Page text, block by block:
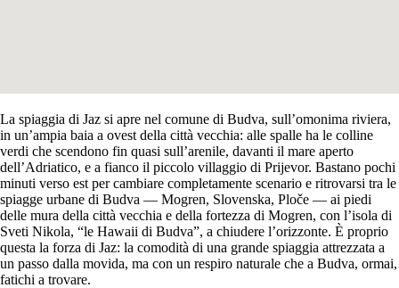
La spiaggia di Jaz si apre nel comune di Budva, sull’omonima riviera,
in un’ampia baia a ovest della città vecchia: alle spalle ha le colline
verdi che scendono fin quasi sull’arenile, davanti il mare aperto
dell’Adriatico, e a fianco il piccolo villaggio di Prijevor. Bastano pochi
minuti verso est per cambiare completamente scenario e ritrovarsi tra le
spiagge urbane di Budva — Mogren, Slovenska, Ploče — ai piedi
delle mura della città vecchia e della fortezza di Mogren, con l’isola di
Sveti Nikola, “le Hawaii di Budva”, a chiudere l’orizzonte. È proprio
questa la forza di Jaz: la comodità di una grande spiaggia attrezzata a
un passo dalla movida, ma con un respiro naturale che a Budva, ormai,
fatichi a trovare.